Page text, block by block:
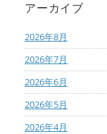
アーカイブ
2026年8月
2026年7月
2026年6月
2026年5月
2026年4月